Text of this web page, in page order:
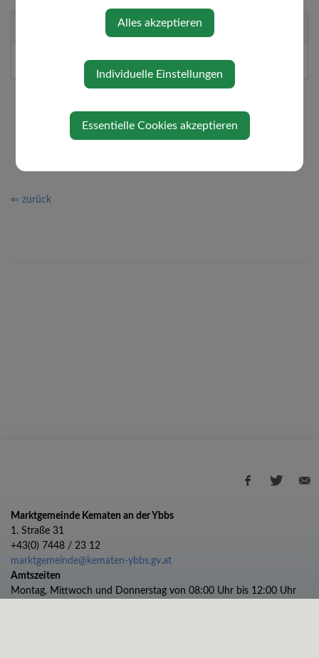
BILDUNGSBERATUNG NÖ
⇐ zurück
Marktgemeinde Kematen an der Ybbs
1. Straße 31
+43(0) 7448 / 23 12
marktgemeinde@kematen-ybbs.gv.at
Amtszeiten
Montag, Mittwoch und Donnerstag von 08:00 Uhr bis 12:00 Uhr
Alles akzeptieren
Individuelle Einstellungen
Essentielle Cookies akzeptieren